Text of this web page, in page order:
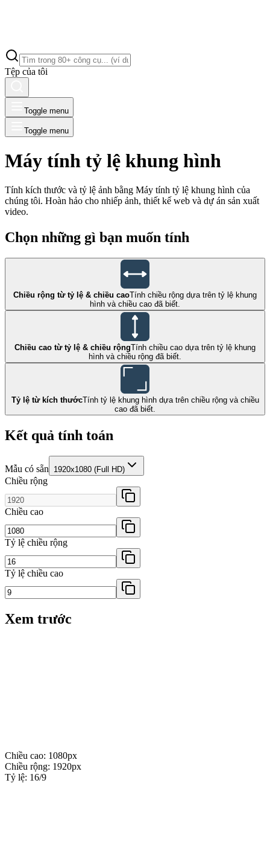
Tệp của tôi
Toggle menu
Toggle menu
Máy tính tỷ lệ khung hình
Tính kích thước và tỷ lệ ảnh bằng Máy tính tỷ lệ khung hình của
chúng tôi. Hoàn hảo cho nhiếp ảnh, thiết kế web và dự án sản xuất
video.
Chọn những gì bạn muốn tính
Chiều rộng từ tỷ lệ & chiều caoTính chiều rộng dựa trên tỷ lệ khung
hình và chiều cao đã biết.
Chiều cao từ tỷ lệ & chiều rộngTính chiều cao dựa trên tỷ lệ khung
hình và chiều rộng đã biết.
Tỷ lệ từ kích thướcTính tỷ lệ khung hình dựa trên chiều rộng và chiều
cao đã biết.
Kết quả tính toán
Mẫu có sẵn 1920x1080 (Full HD)
Chiều rộng
Chiều cao
Tỷ lệ chiều rộng
Tỷ lệ chiều cao
Xem trước
Chiều cao: 1080px
Chiều rộng: 1920px
Tỷ lệ: 16/9